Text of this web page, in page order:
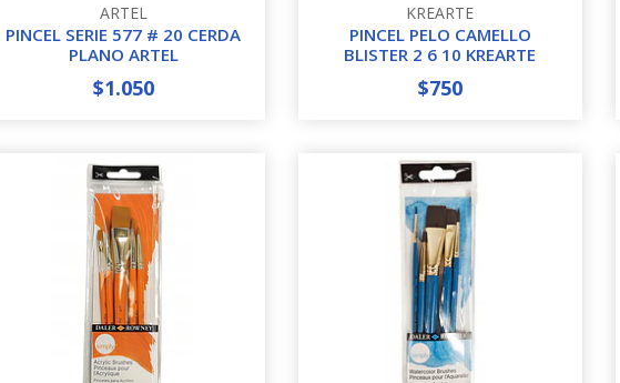
ARTEL
PINCEL SERIE 577 # 20 CERDA
PLANO ARTEL
+
$1.050
KREARTE
PINCEL PELO CAMELLO
BLISTER 2 6 10 KREARTE
+
$750